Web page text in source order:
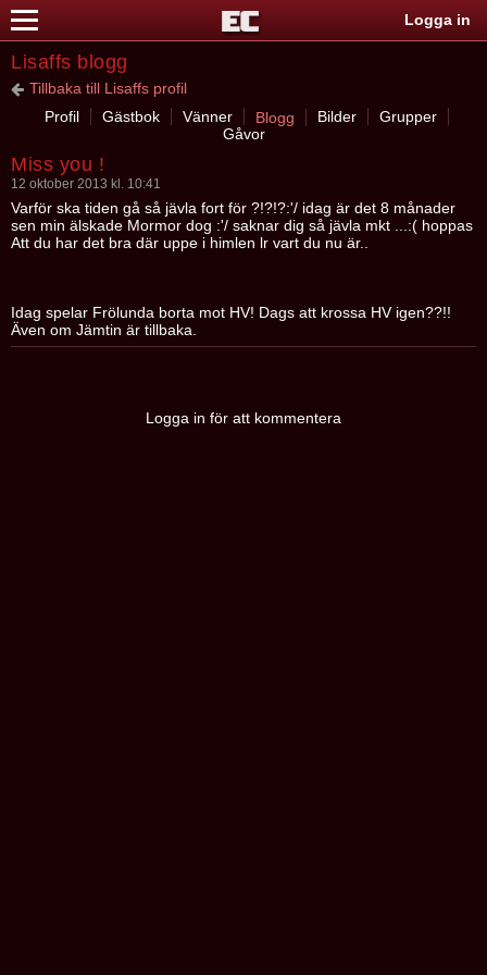
Logga in
Lisaffs blogg
Tillbaka till Lisaffs profil
Profil
Gästbok Vänner Blogg Bilder
Grupper
Gåvor
Miss you !
12 oktober 2013 kl. 10:41
Varför ska tiden gå så jävla fort för ?!?!?:'/ idag är det 8 månader
sen min älskade Mormor dog :'/ saknar dig så jävla mkt ...:( hoppas
Att du har det bra där uppe i himlen lr vart du nu är..
Idag spelar Frölunda borta mot HV! Dags att krossa HV igen??!!
Även om Jämtin är tillbaka.
Logga in för att kommentera